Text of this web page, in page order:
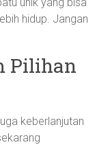
hidup. Jangan
Pilihan
keberlanjutan